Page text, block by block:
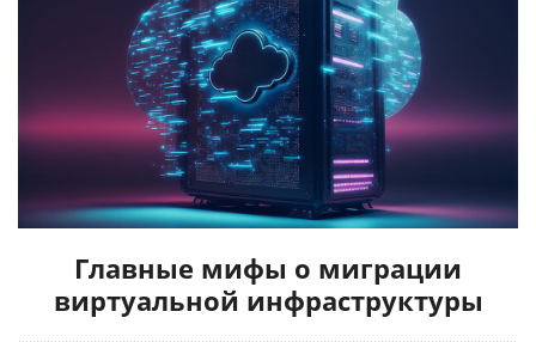
Главные мифы о миграции
виртуальной инфраструктуры